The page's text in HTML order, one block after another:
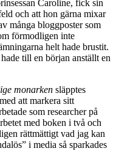
Caroline, fick sin
och att hon gärna mixar
många bloggposter som
förmodligen inte
helt hade brustit.
till en början anställt en
monarken släpptes
att markera sitt
som researcher på
med boken i två och
rättmättigt vad jag kan
i media så sparkades